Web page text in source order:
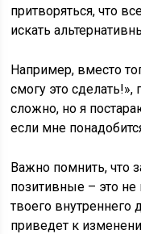
притворяться, что
искать
Например, вместо
смогу это сделать!»,
сложно, но я
если мне
Важно помнить, что
позитивные – это не
твоего внутреннего
приведет к